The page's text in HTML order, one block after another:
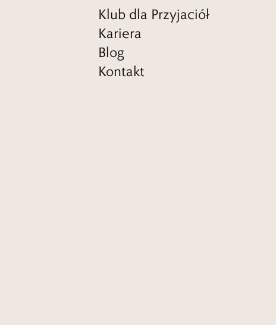
Klub dla Przyjaciół
Kariera
Blog
Kontakt